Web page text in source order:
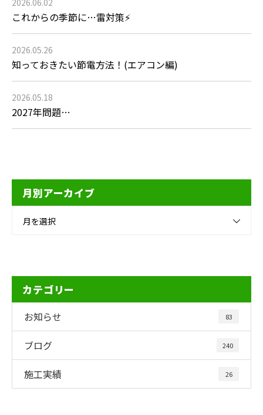
これからの季節に…雷対策⚡
2026.05.26
知っておきたい節電方法！(エアコン編)
2026.05.18
2027年問題…
月別アーカイブ
月を選択
カテゴリー
お知らせ 83
ブログ 240
施工実績 26